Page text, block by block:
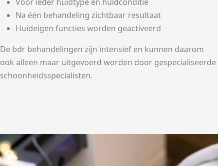
Na één behandeling zichtbaar resultaat
Huideigen functies worden geactiveerd
De bdr behandelingen zijn intensief en kunnen daarom
ook alleen maar uitgevoerd worden door gespecialiseerde
schoonheidsspecialisten.